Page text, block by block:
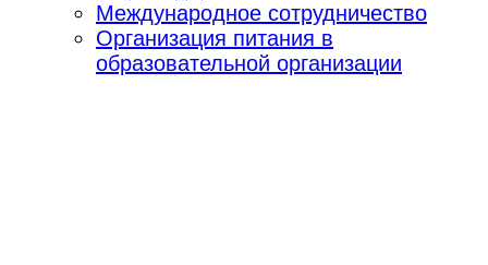
Международное сотрудничество
Организация питания в
образовательной организации